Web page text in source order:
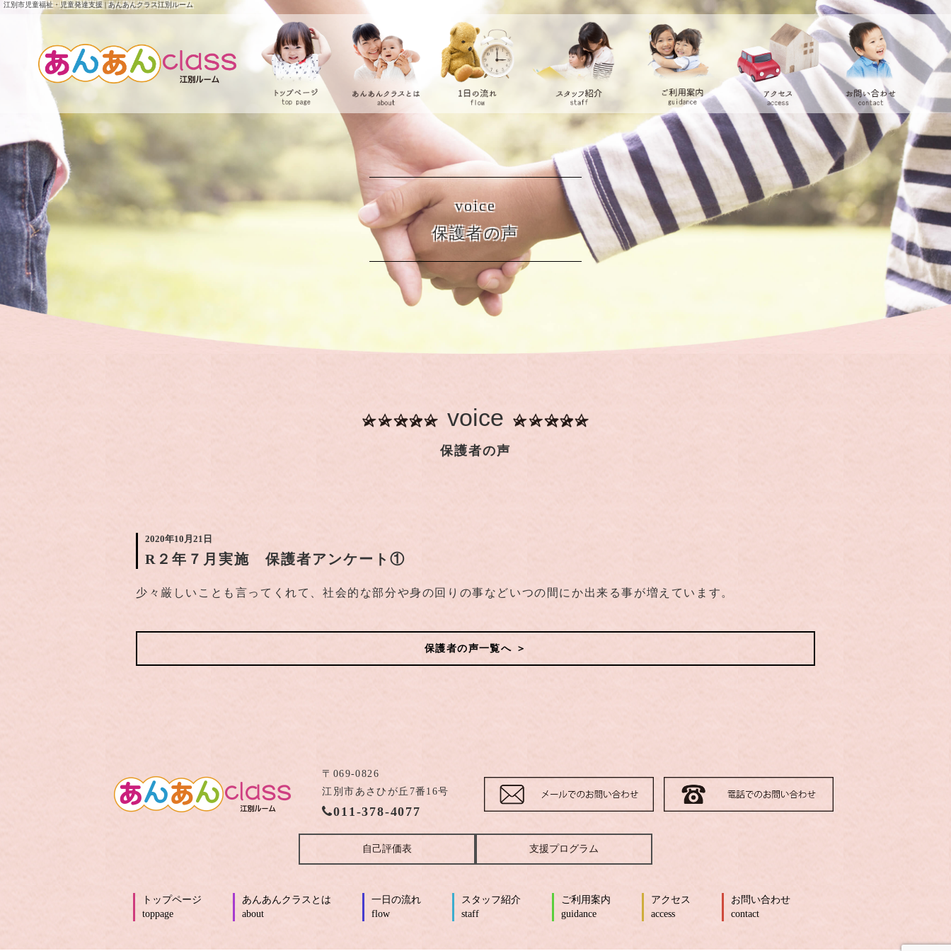
江別市児童福祉・児童発達支援 | あんあんクラス江別ルーム
voice
保護者の声
voice
保護者の声
2020年10月21日
R２年７月実施 保護者アンケート①
少々厳しいことも言ってくれて、社会的な部分や身の回りの事などいつの間にか出来る事が増えています。
保護者の声一覧へ ＞
〒069-0826
江別市あさひが丘7番16号
011-378-4077
自己評価表 支援プログラム
トップページ
toppage
あんあんクラスとは
about
一日の流れ
flow
スタッフ紹介
staff
ご利用案内
guidance
アクセス
access
お問い合わせ
contact